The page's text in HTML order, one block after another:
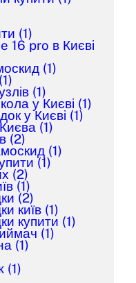
(1)
16 pro в Києві
(1)
(1)
(1)
у Києві (1)
у Києві (1)
(1)
(2)
(1)
(1)
(2)
(1)
(2)
київ (1)
купити (1)
(1)
(1)
(1)